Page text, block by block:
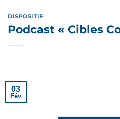
DISPOSITIF
Podcast « Cibles
03
Fév